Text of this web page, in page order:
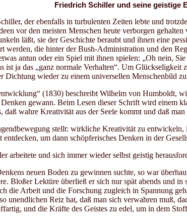
Friedrich Schiller und seine geistige
der ebenfalls in turbulenten Zeiten lebte und
vor den meisten Menschen heute verborgen
läßt, sie der Geschichte beraubt und ihnen eine
werden, die hinter der Bush-Administration und den
antun oder ein Spiel mit ihnen spielen: „Oh nein,
ja das „ganz normale Verhalten“. Um
Dichtung wieder zu einem universellen Menschenbild
(1830) beschreibt Wilhelm von Humboldt,
gewann. Beim Lesen dieser Schrift wird einem
wahre Kreativität aus der Seele kommt und daß
stellt: wirkliche Kreativität zu
um dann schöpferisches Denken in der
arbeitete und sich immer wieder selbst geistig
neuen Boden zu gewinnen suchte, so war
Bloßer Lektüre überließ er sich nur spät abends und
die Arbeit und die Forschung zugleich in Spannung
unendlichen Reiz hat, daß man sich verwahren muß,
und die Kräfte des Geistes zu edel, um in dem